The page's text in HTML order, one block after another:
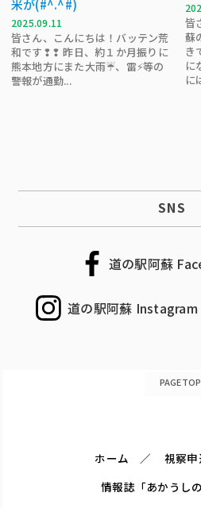
米が(#^.^#)
2025.09.11
皆さん、こんにちは！バッテン荒
和です❢❢ 昨日、約１か月振りに
熊本地方にまた大雨☔、雷⚡等の
警報が通勤...
皆
蘇
き
に
に
SNS
道の駅阿蘇
道の駅阿蘇 Instagram
PAGETOP
ホーム
視察
情報誌「あかうし